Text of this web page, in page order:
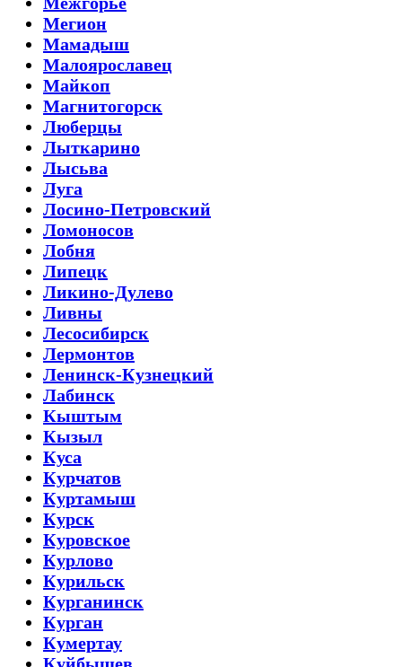
Мегион
Мамадыш
Малоярославец
Майкоп
Магнитогорск
Люберцы
Лыткарино
Лысьва
Луга
Лосино-Петровский
Ломоносов
Лобня
Липецк
Ликино-Дулево
Ливны
Лесосибирск
Лермонтов
Ленинск-Кузнецкий
Лабинск
Кыштым
Кызыл
Куса
Курчатов
Куртамыш
Курск
Куровское
Курлово
Курильск
Курганинск
Курган
Кумертау